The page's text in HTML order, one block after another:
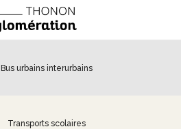
Bus urbains interurbains
Transports scolaires